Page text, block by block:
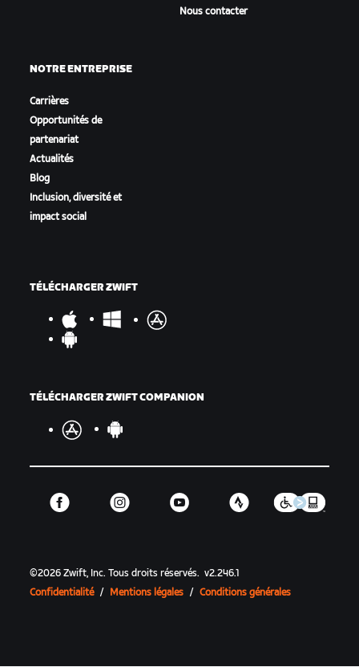
Nous contacter
NOTRE ENTREPRISE
Carrières
Opportunités de
partenariat
Actualités
Blog
Inclusion, diversité et
impact social
TÉLÉCHARGER ZWIFT
TÉLÉCHARGER ZWIFT COMPANION
©2026 Zwift, Inc.Tous droits réservés. v2.246.1
Confidentialité / Mentions légales / Conditions générales